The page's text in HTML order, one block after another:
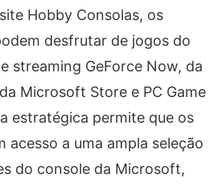
Hobby Consolas, os
desfrutar de jogos do
streaming GeForce Now, da
Microsoft Store e PC Game
estratégica permite que os
acesso a uma ampla seleção
do console da Microsoft,